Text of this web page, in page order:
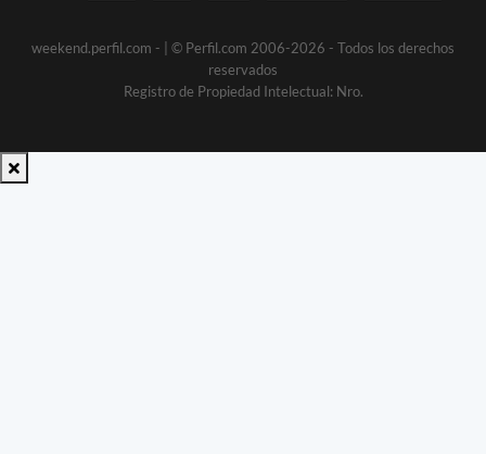
weekend.perfil.com -
| © Perfil.com 2006-2026 - Todos los derechos
reservados
Registro de Propiedad Intelectual: Nro.